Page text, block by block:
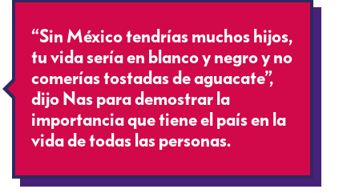
“Sin México tendrías muchos hijos,
tu vida sería en blanco y negro y no
comerías tostadas de aguacate”,
dijo Nas para demostrar la
importancia que tiene el país en la
vida de todas las personas.